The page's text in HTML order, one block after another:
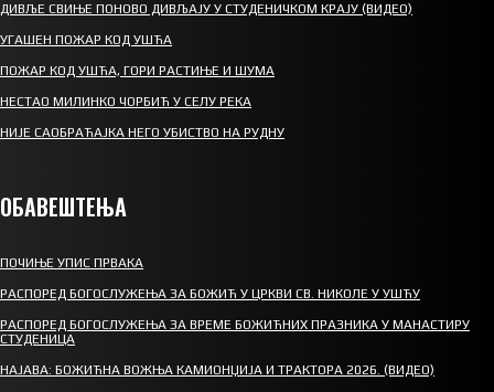
ДИВЉЕ СВИЊЕ ПОНОВО ДИВЉАЈУ У СТУДЕНИЧКОМ КРАЈУ (ВИДЕО)
УГАШЕН ПОЖАР КОД УШЋА
ПОЖАР КОД УШЋА, ГОРИ РАСТИЊЕ И ШУМА
НЕСТАО МИЛИНКО ЧОРБИЋ У СЕЛУ РЕКА
НИЈЕ САОБРАЋАЈКА НЕГО УБИСТВО НА РУДНУ
ОБАВЕШТЕЊА
ПОЧИЊЕ УПИС ПРВАКА
РАСПОРЕД БОГОСЛУЖЕЊА ЗА БОЖИЋ У ЦРКВИ СВ. НИКОЛЕ У УШЋУ
РАСПОРЕД БОГОСЛУЖЕЊА ЗА ВРЕМЕ БОЖИЋНИХ ПРАЗНИКА У МАНАСТИРУ
СТУДЕНИЦА
НАЈАВА: БОЖИЋНА ВОЖЊА КАМИОНЏИЈА И ТРАКТОРА 2026. (ВИДЕО)